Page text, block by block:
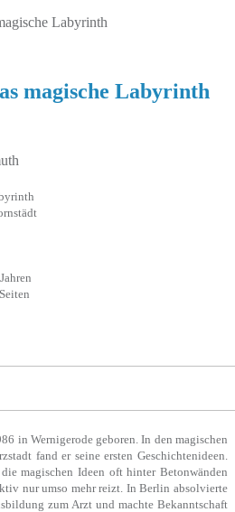
Labyrinth
magische Labyrinth
in Wernigerode geboren. In den magischen
fand er seine ersten Geschichtenideen.
magischen Ideen oft hinter Betonwänden
nur umso mehr reizt. In Berlin absolvierte
zum Arzt und machte Bekanntschaft